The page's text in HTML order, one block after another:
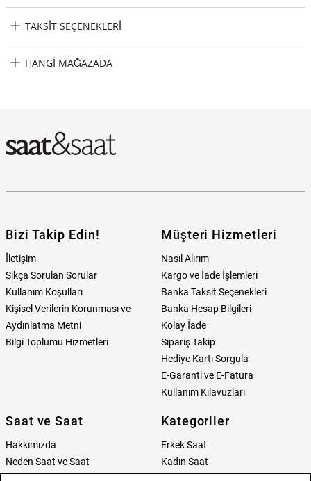
TAKSIT SEÇENEKLERI
HANGI MAĞAZADA
Bizi Takip Edin!
İletişim
Sıkça Sorulan Sorular
Kullanım Koşulları
Kişisel Verilerin Korunması ve
Aydınlatma Metni
Bilgi Toplumu Hizmetleri
Müşteri Hizmetleri
Nasıl Alırım
Kargo ve İade İşlemleri
Banka Taksit Seçenekleri
Banka Hesap Bilgileri
Kolay İade
Sipariş Takip
Hediye Kartı Sorgula
E-Garanti ve E-Fatura
Kullanım Kılavuzları
Saat ve Saat
Hakkımızda
Neden Saat ve Saat
Kategoriler
Erkek Saat
Kadın Saat